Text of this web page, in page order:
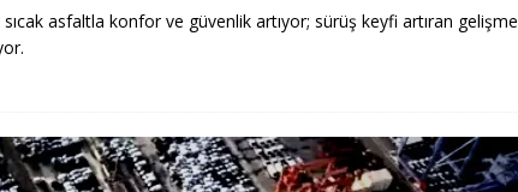
asfaltla konfor ve güvenlik artıyor; sürüş keyfi artıran gelişme